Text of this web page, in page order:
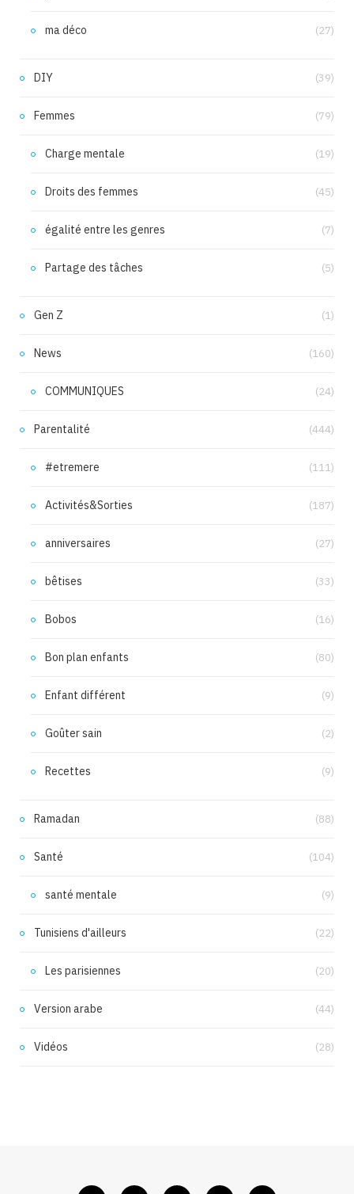
ma déco (27)
DIY (39)
Femmes (79)
Charge mentale (19)
Droits des femmes (45)
égalité entre les genres (7)
Partage des tâches (5)
Gen Z (1)
News (160)
COMMUNIQUES (24)
Parentalité (444)
#etremere (111)
Activités&Sorties (187)
anniversaires (27)
bêtises (33)
Bobos (16)
Bon plan enfants (80)
Enfant différent (9)
Goûter sain (2)
Recettes (9)
Ramadan (88)
Santé (104)
santé mentale (9)
Tunisiens d'ailleurs (22)
Les parisiennes (20)
Version arabe (44)
Vidéos (28)